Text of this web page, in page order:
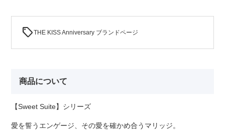
sellTHE KISS Anniversary ブランドページ
商品について
【Sweet Suite】シリーズ
愛を誓うエンゲージ、その愛を確かめ合うマリッジ。